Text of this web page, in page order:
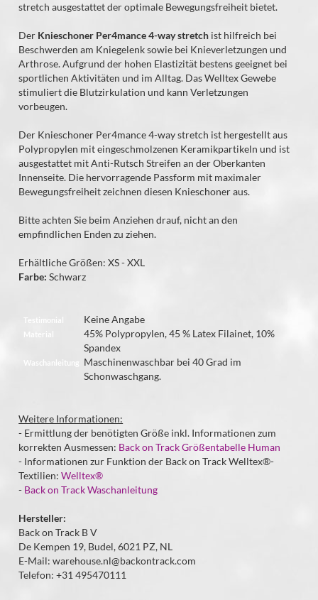
stretch ausgestattet der optimale Bewegungsfreiheit bietet.
Der Knieschoner Per4mance 4-way stretch ist hilfreich bei
Beschwerden am Kniegelenk sowie bei Knieverletzungen und
Arthrose. Aufgrund der hohen Elastizität bestens geeignet bei
sportlichen Aktivitäten und im Alltag. Das Welltex Gewebe
stimuliert die Blutzirkulation und kann Verletzungen
vorbeugen.
Der Knieschoner Per4mance 4-way stretch ist hergestellt aus
Polypropylen mit eingeschmolzenen Keramikpartikeln und ist
ausgestattet mit Anti-Rutsch Streifen an der Oberkanten
Innenseite. Die hervorragende Passform mit maximaler
Bewegungsfreiheit zeichnen diesen Knieschoner aus.
Bitte achten Sie beim Anziehen drauf, nicht an den
empfindlichen Enden zu ziehen.
Erhältliche Größen: XS - XXL
Farbe:Schwarz
Testimonial Keine Angabe
45% Polypropylen, 45 % Latex Filainet, 10%
Spandex
Waschanleitung
Maschinenwaschbar bei 40 Grad im
Schonwaschgang.
Weitere Informationen:
- Ermittlung der benötigten Größe inkl. Informationen zum
korrekten Ausmessen: Back on Track Größentabelle Human
- Informationen zur Funktion der Back on Track Welltex®-
Textilien:Welltex®
- Back on Track Waschanleitung
Hersteller:
Back on Track B V
De Kempen 19, Budel, 6021 PZ, NL
E-Mail: warehouse.nl@backontrack.com
Telefon: +31 495470111